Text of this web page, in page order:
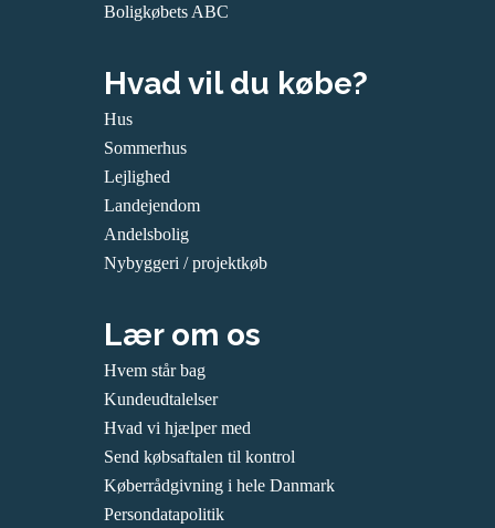
Boligkøbets ABC
Hvad vil du købe?
Hus
Sommerhus
Lejlighed
Landejendom
Andelsbolig
Nybyggeri / projektkøb
Lær om os
Hvem står bag
Kundeudtalelser
Hvad vi hjælper med
Send købsaftalen til kontrol
Køberrådgivning i hele Danmark
Persondatapolitik